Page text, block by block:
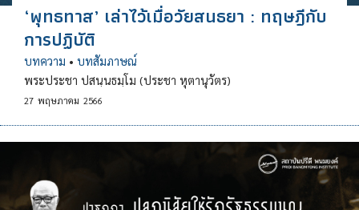
‘พุทธทาส’ เล่าไว้เมื่อวัยสนธยา : ทฤษฎีกับ
การปฏิบัติ
บทความ • บทสัมภาษณ์
พระประชา ปสนฺนธมฺโม (ประชา หุตานุวัตร)
27 พฤษภาคม 2566